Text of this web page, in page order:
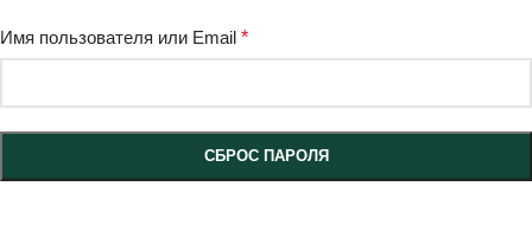
Имя пользователя или Email *
СБРОС ПАРОЛЯ